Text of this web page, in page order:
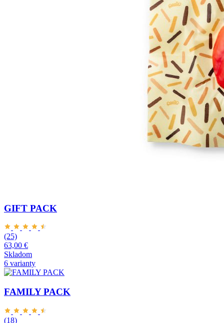
GIFT PACK
(25)
63,00 €
Skladom
6 varianty
FAMILY PACK
(18)